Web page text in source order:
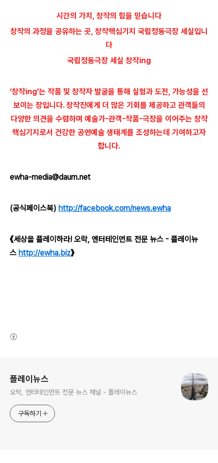
시간의 가치, 창작의 힘을 믿습니다
창작의 과정을 공유하는 곳, 창작핵심기지 국립정동극장 세실입니
다
국립정동극장 세실 창작ing
‘창작ing’는 작품 및 창작자 발굴을 통해 실험과 도전, 가능성을 선
보이는 장입니다. 창작진에게 더 많은 기회를 제공하고 관객들의
다양한 의견을 수렴하며 예술가-관객-작품-극장을 이어주는 창작
핵심기지로서 건강한 공연예술 생태계를 조성하는데 기여하고자
합니다.
ewha-media@daum.net
(공식페이스북) http://facebook.com/news.ewha
《세상을 플레이하라! 오락, 엔터테인먼트 전문 뉴스 - 플레이뉴
스 http://ewha.biz》
플레이뉴스
오락, 엔터테인먼트 전문 뉴스 채널 - 플레이뉴스
구독하기